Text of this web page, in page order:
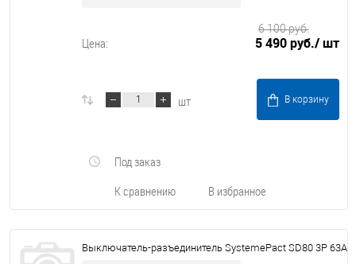
Цена: 5 490 руб./ шт
6 100 руб.
шт В корзину
К сравнению В избранное
Под заказ
Выключатель-разъединитель SystemePact SD80 3P 63A